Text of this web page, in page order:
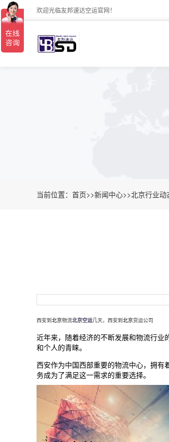
欢迎光临友邦速达空运官网！
当前位置： 首页>>新闻中心>>北京行业动
西安到北京物流北京空运几天，西安到北京货运公司
近年来，随着经济的不断发展和物流行业
和个人的青睐。
西安作为中国西部重要的物流中心，拥
务成为了满足这一需求的重要选择。